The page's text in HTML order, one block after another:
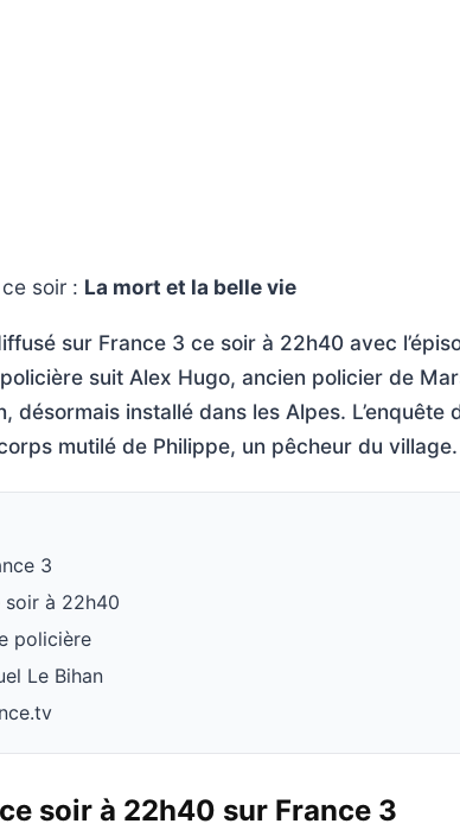
soir : La mort et la belle vie
sur France 3 ce soir à 22h40 avec
suit Alex Hugo, ancien policier de
désormais installé dans les Alpes. L’enquête
mutilé de Philippe, un pêcheur du village.
3
soir à 22h40
policière
Le Bihan
soir à 22h40 sur France 3